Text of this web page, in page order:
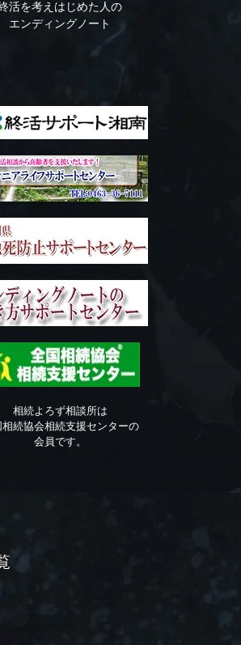
活を考えはじめた人の
エンディングノート
相続よろず相談所は
相続協会相続支援センターの
会員です。